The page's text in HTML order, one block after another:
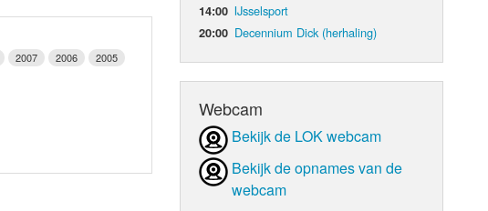
2007 2006
2005
14:00 IJsselsport
20:00 Decennium Dick (herhaling)
Webcam
Bekijk de LOK webcam
Bekijk de opnames van de
webcam